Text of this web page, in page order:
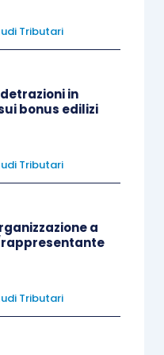
Tributari
in
bonus edilizi
Tributari
a
Tributari